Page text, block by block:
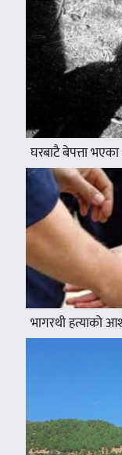
घरबाटै बेपत्ता
भागरथी हत्याको